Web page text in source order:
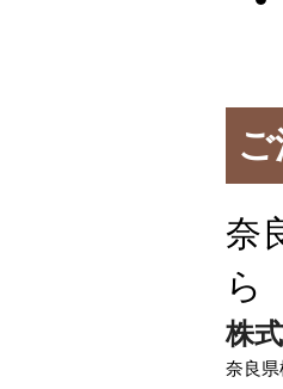
奈
ら
株
奈良